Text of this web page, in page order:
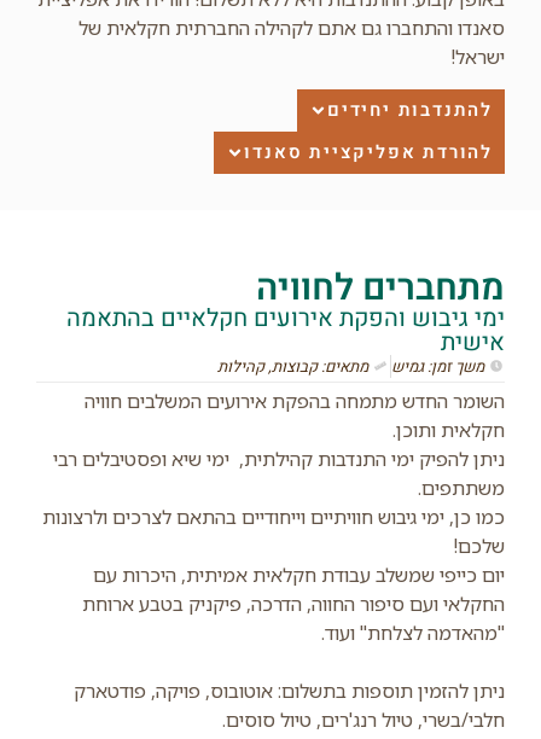
סאנדו והתחברו גם אתם לקהילה החברתית חקלאית של
ישראל!
להתנדבות יחידים
להורדת אפליקציית סאנדו
מתחברים לחוויה
ימי גיבוש והפקת אירועים חקלאיים בהתאמה
אישית
משך זמן: גמיש מתאים: קבוצות, קהילות
השומר החדש מתמחה בהפקת אירועים המשלבים חוויה
חקלאית ותוכן.
ניתן להפיק ימי התנדבות קהילתית, ימי שיא ופסטיבלים רבי
משתתפים.
כמו כן, ימי גיבוש חוויתיים וייחודיים בהתאם לצרכים ולרצונות
שלכם!
יום כייפי שמשלב עבודת חקלאית אמיתית, היכרות עם
החקלאי ועם סיפור החווה, הדרכה, פיקניק בטבע ארוחת
"מהאדמה לצלחת" ועוד.
ניתן להזמין תוספות בתשלום: אוטובוס, פויקה, פודטארק
חלבי/בשרי, טיול רנג'רים, טיול סוסים.